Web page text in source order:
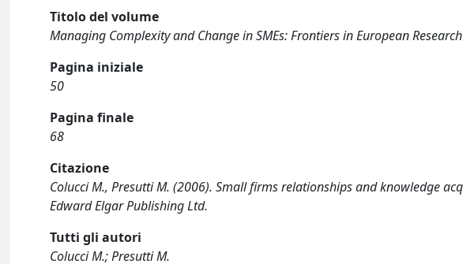
Titolo del volume
Managing Complexity and Change in SMEs: Frontiers in European Research
Pagina iniziale
50
Pagina finale
68
Citazione
Colucci M., Presutti M. (2006). Small firms relationships and knowledge
Edward Elgar Publishing Ltd.
Tutti gli autori
Colucci M.; Presutti M.